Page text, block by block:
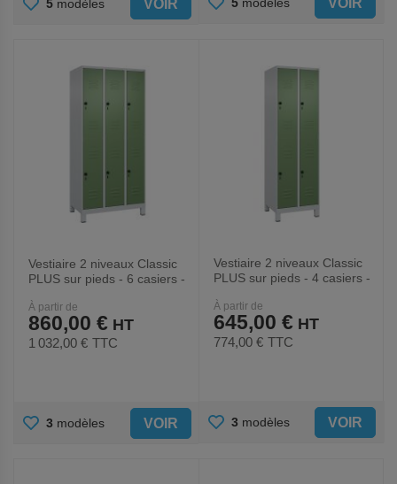
FAVORIS
5 modèles VOIR
FAVORIS
Vestiaire 2 niveaux Classic
PLUS sur pieds - 6 casiers -
À partir de
860,00 €
1 032,00 € TTC
AJOUTER
3 modèles VOIR
Vestiaire 2 niveaux Classic
PLUS sur pieds - 4 casiers -
À partir de
645,00 €
774,00 € TTC
AJOUTER
3 modèles VOIR